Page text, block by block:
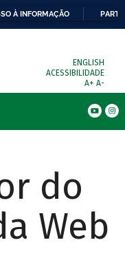
À INFORMAÇÃO
ENGLISH
ACESSIBILIDADE
A+ A-
do
Web